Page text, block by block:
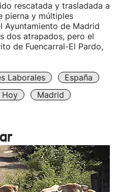
rescatada y trasladada a
pierna y múltiples
Ayuntamiento de Madrid
dos atrapados, pero el
de Fuencarral-El Pardo,
Laborales
España
Hoy Madrid